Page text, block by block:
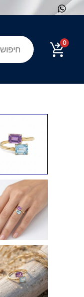
דילוג
0
Products
search
טבעת
טופז
אמטיסט
מזהב
14K